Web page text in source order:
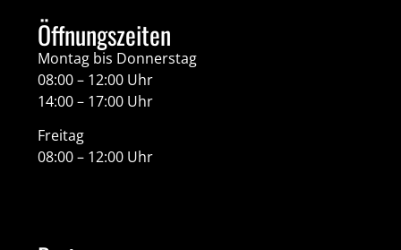
Öffnungszeiten
Montag bis Donnerstag
08:00 – 12:00 Uhr
14:00 – 17:00 Uhr
Freitag
08:00 – 12:00 Uhr